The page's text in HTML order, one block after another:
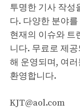
투명한 기사 작성
다. 다양한 분야
현재의 이슈와 트
니다. 무료로 제
해 운영되며, 여
환영합니다.
KJT@aol.com